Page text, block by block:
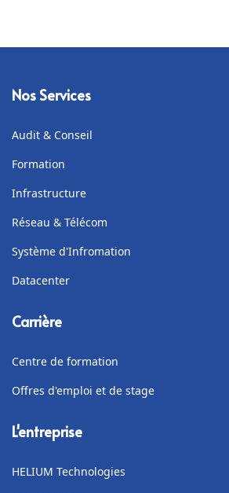
Nos Services
Audit & Conseil
Formation
Infrastructure
Réseau & Télécom
Système d'Infromation
Datacenter
Carrière
Centre de formation
Offres d'emploi et de stage
L'entreprise
HELIUM Technologies